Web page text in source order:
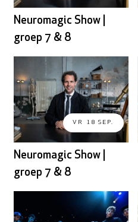
Neuromagic Show |
groep 7 & 8
VR 18 SEP.
Neuromagic Show |
groep 7 & 8